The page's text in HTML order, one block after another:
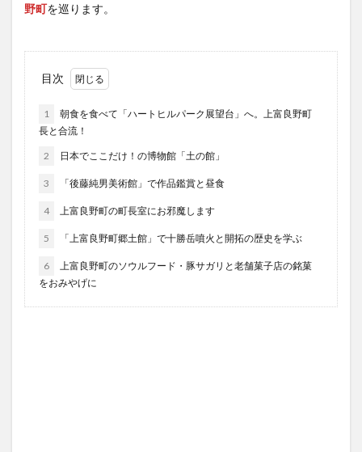
野町を巡ります。
目次
1
朝食を食べて「ハートヒルパーク展望台」へ。上富良野町
長と合流！
2 日本でここだけ！の博物館「土の館」
3 「後藤純男美術館」で作品鑑賞と昼食
4 上富良野町の町長室にお邪魔します
5 「上富良野町郷土館」で十勝岳噴火と開拓の歴史を学ぶ
6
上富良野町のソウルフード・豚サガリと老舗菓子店の銘菓
をおみやげに